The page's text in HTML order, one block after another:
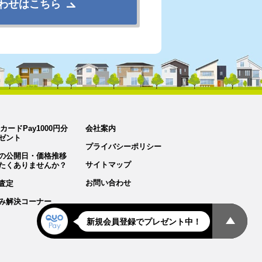
せはこちら
ードPay1000円分
ント
公開日・価格推移
くありませんか？
定
解決コーナー
会社案内
プライバシーポリシー
サイトマップ
お問い合わせ